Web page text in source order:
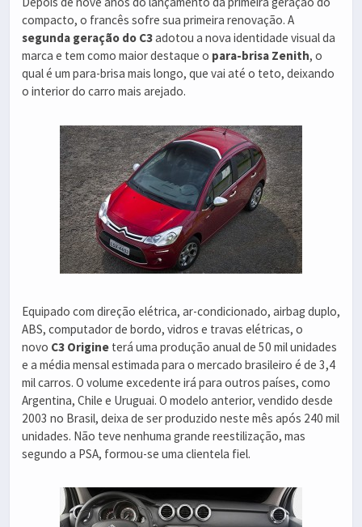
compacto, o francês sofre sua primeira renovação. A
segunda geração do C3adotou a nova identidade visual da
marca e tem como maior destaque o para-brisa Zenith, o
qual é um para-brisa mais longo, que vai até o teto, deixando
o interior do carro mais arejado.
Equipado com direção elétrica, ar-condicionado, airbag duplo,
ABS, computador de bordo, vidros e travas elétricas, o
novo C3 Origine terá uma produção anual de 50 mil unidades
e a média mensal estimada para o mercado brasileiro é de 3,4
mil carros. O volume excedente irá para outros países, como
Argentina, Chile e Uruguai. O modelo anterior, vendido desde
2003 no Brasil, deixa de ser produzido neste mês após 240 mil
unidades. Não teve nenhuma grande reestilização, mas
segundo a PSA, formou-se uma clientela fiel.